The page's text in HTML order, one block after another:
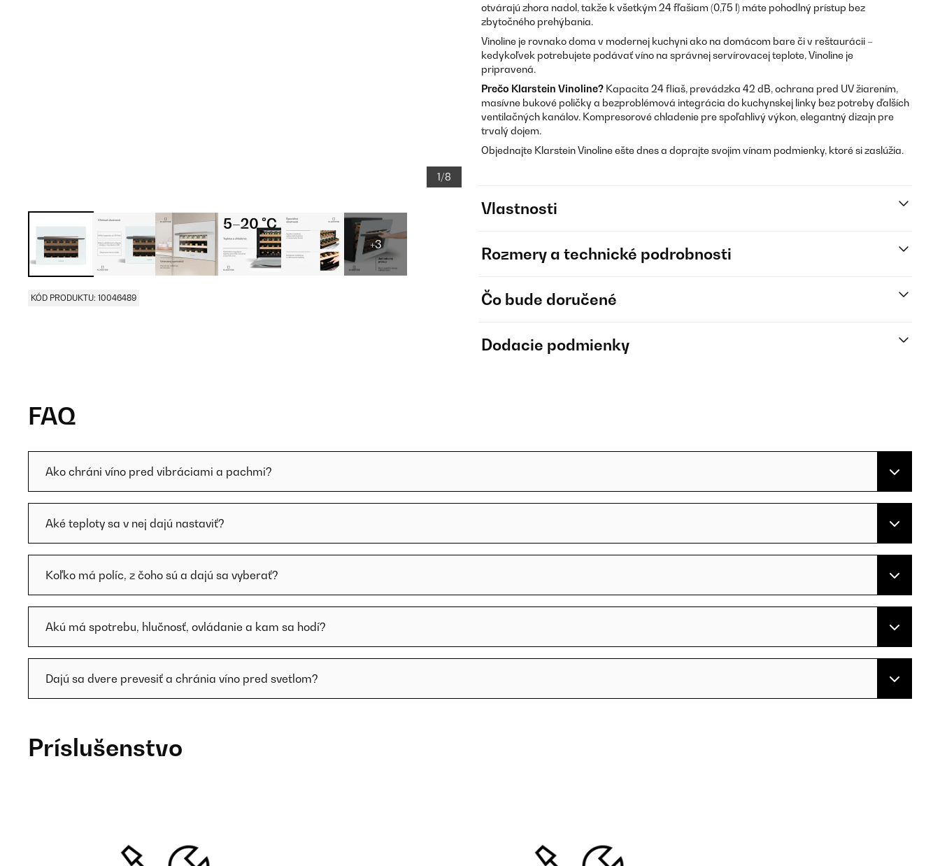
1/8
+3
KÓD PRODUKTU: 10046489
otvárajú zhora nadol, takže k všetkým 24 fľašiam (0,75 l) máte pohodlný prístup bez
zbytočného prehýbania.
Vinoline je rovnako doma v modernej kuchyni ako na domácom bare či v reštaurácii –
kedykoľvek potrebujete podávať víno na správnej servírovacej teplote, Vinoline je
pripravená.
Prečo Klarstein Vinoline? Kapacita 24 fliaš, prevádzka 42 dB, ochrana pred UV žiarením,
masívne bukové poličky a bezproblémová integrácia do kuchynskej linky bez potreby ďalších
ventilačných kanálov. Kompresorové chladenie pre spoľahlivý výkon, elegantný dizajn pre
trvalý dojem.
Objednajte Klarstein Vinoline ešte dnes a doprajte svojim vínam podmienky, ktoré si zaslúžia.
Vlastnosti
Rozmery a technické podrobnosti
Čo bude doručené
Dodacie podmienky
FAQ
Ako chráni víno pred vibráciami a pachmi?
Aké teploty sa v nej dajú nastaviť?
Koľko má políc, z čoho sú a dajú sa vyberať?
Akú má spotrebu, hlučnosť, ovládanie a kam sa hodí?
Dajú sa dvere prevesiť a chránia víno pred svetlom?
Príslušenstvo